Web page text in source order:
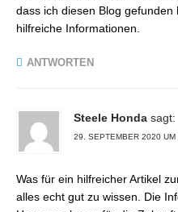
dass ich diesen Blog
hilfreiche Informationen.
ANTWORTEN
Steele Honda sagt:
29. SEPTEMBER 2020 UM
Was für ein hilfreicher Artikel
alles echt gut zu wissen. Die